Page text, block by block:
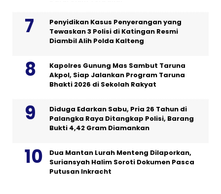
Penyidikan Kasus Penyerangan yang
Tewaskan 3 Polisi di Katingan Resmi
Diambil Alih Polda Kalteng
Kapolres Gunung Mas Sambut Taruna
Akpol, Siap Jalankan Program Taruna
Bhakti 2026 di Sekolah Rakyat
Diduga Edarkan Sabu, Pria 26 Tahun di
Palangka Raya Ditangkap Polisi, Barang
Bukti 4,42 Gram Diamankan
Dua Mantan Lurah Menteng Dilaporkan,
Suriansyah Halim Soroti Dokumen Pasca
Putusan Inkracht